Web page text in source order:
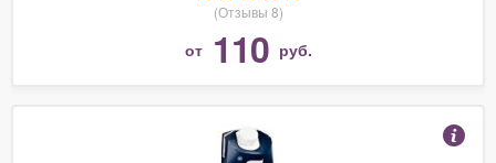
(Отзывы 8)
от 110 руб.